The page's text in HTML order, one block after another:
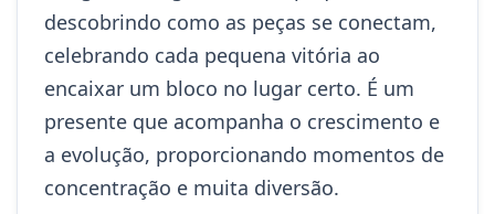
descobrindo como as peças se conectam,
celebrando cada pequena vitória ao
encaixar um bloco no lugar certo. É um
presente que acompanha o crescimento e
a evolução, proporcionando momentos de
concentração e muita diversão.